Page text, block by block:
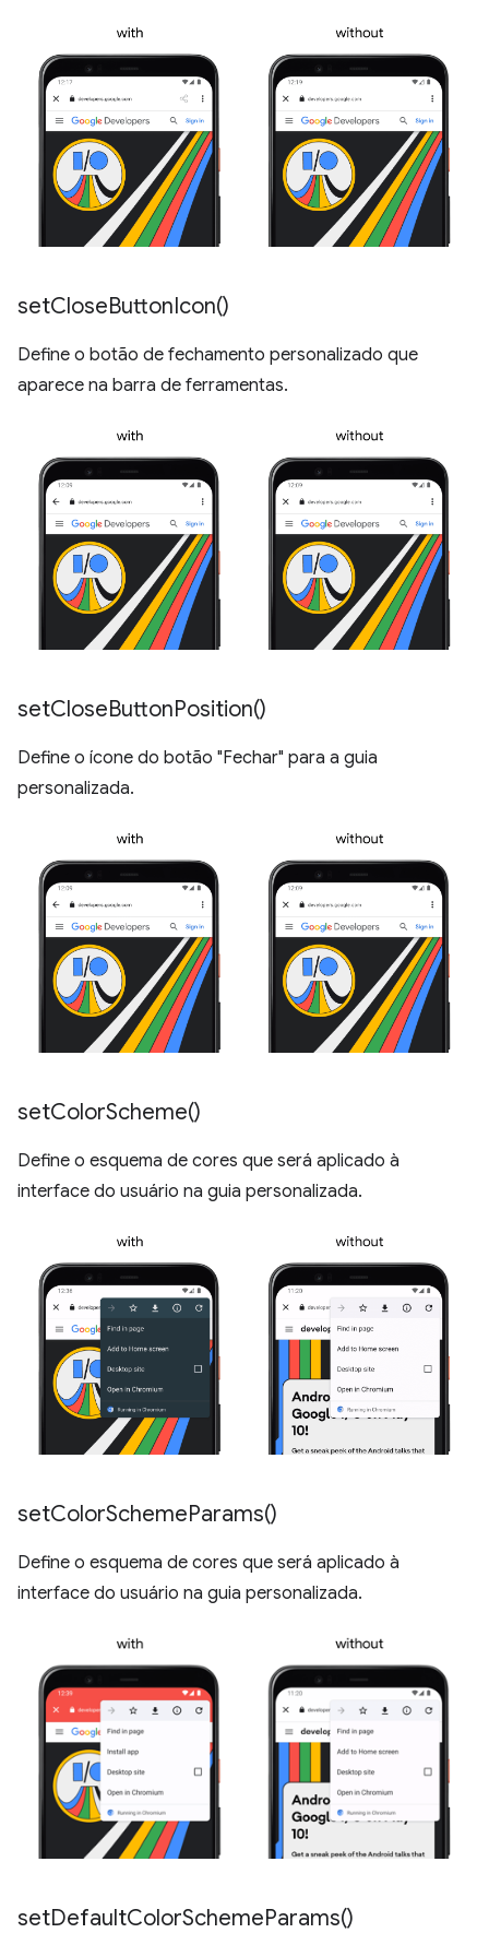
setCloseButtonIcon()
Define o botão de fechamento personalizado que
aparece na barra de ferramentas.
setCloseButtonPosition()
Define o ícone do botão "Fechar" para a guia
personalizada.
setColorScheme()
Define o esquema de cores que será aplicado à
interface do usuário na guia personalizada.
setColorSchemeParams()
Define o esquema de cores que será aplicado à
interface do usuário na guia personalizada.
setDefaultColorSchemeParams()